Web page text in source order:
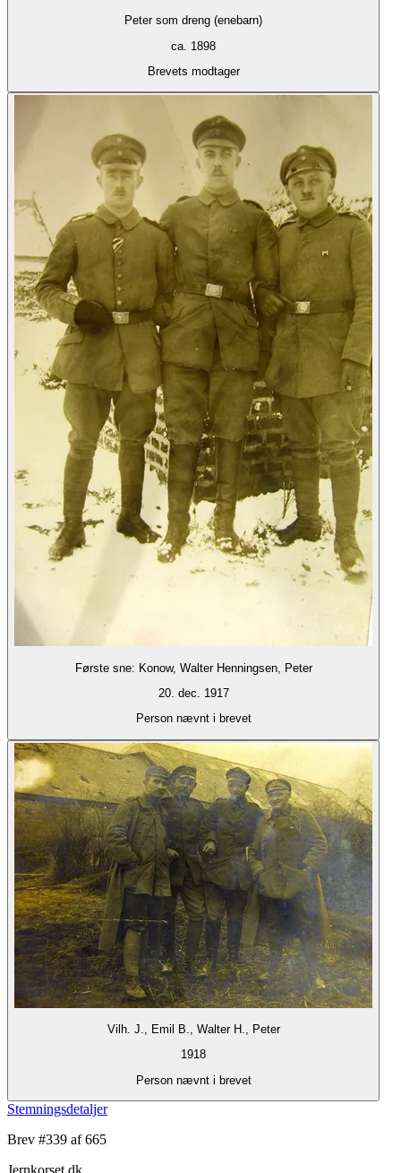
Peter som dreng (enebarn)
ca. 1898
Brevets modtager
Første sne: Konow, Walter Henningsen, Peter
20. dec. 1917
Person nævnt i brevet
Vilh. J., Emil B., Walter H., Peter
1918
Person nævnt i brevet
Stemningsdetaljer
Brev #339 af 665
Jernkorset.dk